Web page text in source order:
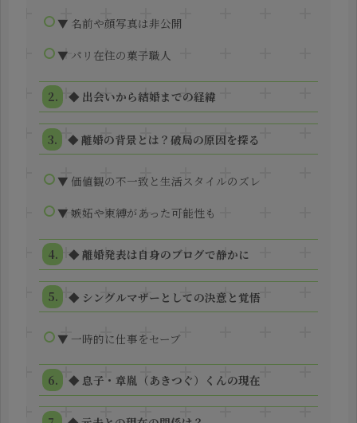
▼ 名前や顔写真は非公開
▼ パリ在住の菓子職人
◆ 出会いから結婚までの経緯
◆ 離婚の背景とは？破局の原因を探る
▼ 価値観の不一致と生活スタイルのズレ
▼ 嫉妬や束縛があった可能性も
◆ 離婚発表は自身のブログで静かに
◆ シングルマザーとしての決意と覚悟
▼ 一時的に仕事をセーブ
◆ 息子・章胤（あきつぐ）くんの現在